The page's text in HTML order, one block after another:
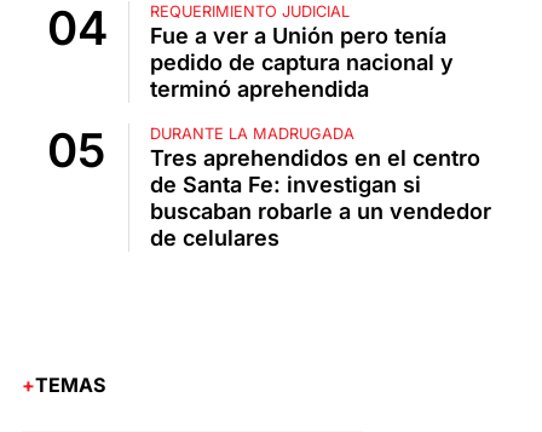
REQUERIMIENTO JUDICIAL
Fue a ver a Unión pero tenía
pedido de captura nacional y
terminó aprehendida
DURANTE LA MADRUGADA
Tres aprehendidos en el centro
de Santa Fe: investigan si
buscaban robarle a un vendedor
de celulares
TEMAS